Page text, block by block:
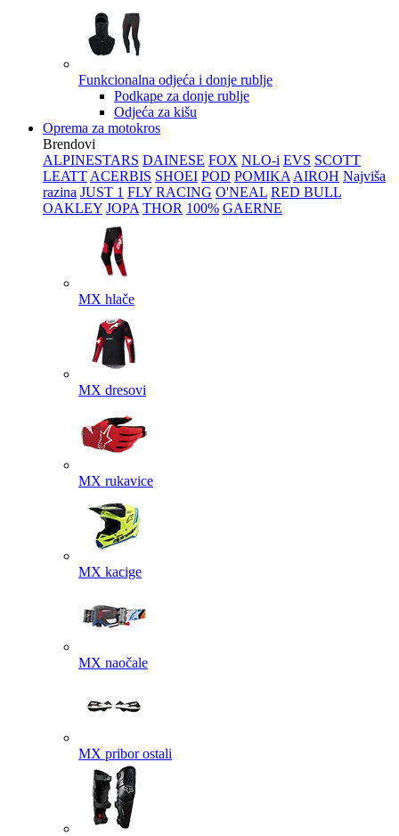
Funkcionalna odjeća i donje rublje
Podkape za donje rublje
Odjeća za kišu
Oprema za motokros
Brendovi
ALPINESTARS DAINESE FOX NLO-i EVS SCOTT
LEATT ACERBIS SHOEI POD POMIKA AIROH Najviša
razina JUST 1 FLY RACING O'NEAL RED BULL
OAKLEY JOPA THOR 100% GAERNE
MX hlače
MX dresovi
MX rukavice
MX kacige
MX naočale
MX pribor ostali